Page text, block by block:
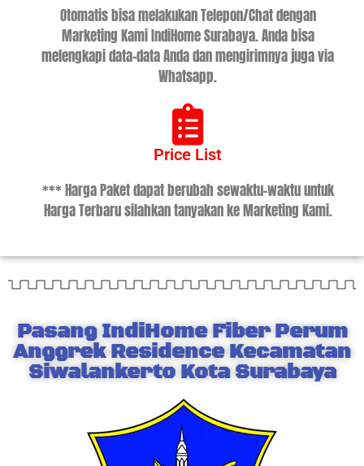
Otomatis bisa melakukan Telepon/Chat dengan
Marketing Kami IndiHome Surabaya. Anda bisa
melengkapi data-data Anda dan mengirimnya juga via
Whatsapp.
Price List
*** Harga Paket dapat berubah sewaktu-waktu untuk
Harga Terbaru silahkan tanyakan ke Marketing Kami.
Pasang IndiHome Fiber Perum
Anggrek Residence Kecamatan
Siwalankerto Kota Surabaya